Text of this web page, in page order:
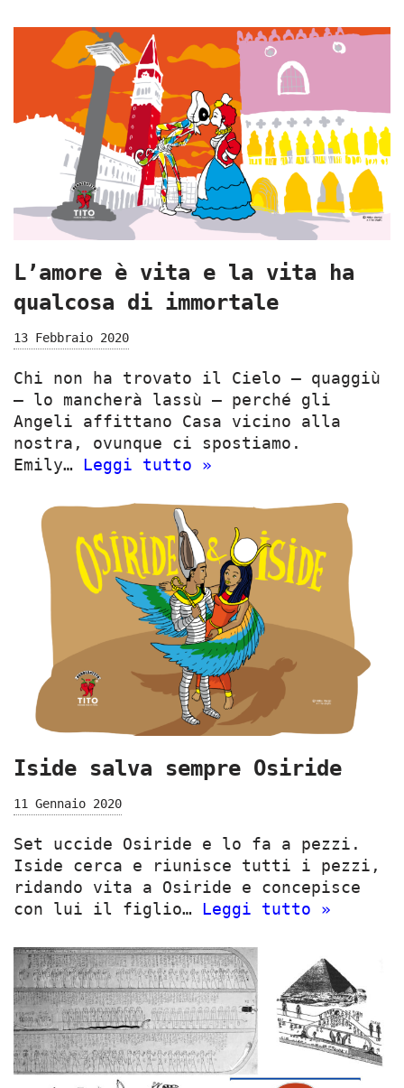
L’amore è vita e la vita ha
qualcosa di immortale
13 Febbraio 2020
Chi non ha trovato il Cielo – quaggiù
– lo mancherà lassù – perché gli
Angeli affittano Casa vicino alla
nostra, ovunque ci spostiamo.
Emily… Leggi tutto »
Iside salva sempre Osiride
11 Gennaio 2020
Set uccide Osiride e lo fa a pezzi.
Iside cerca e riunisce tutti i pezzi,
ridando vita a Osiride e concepisce
con lui il figlio… Leggi tutto »